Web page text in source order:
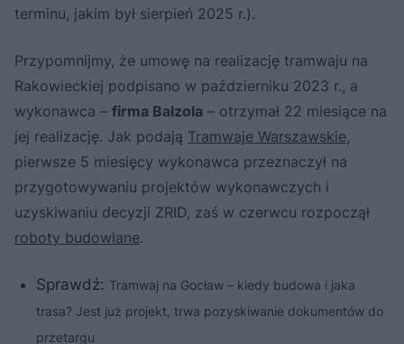
terminu, jakim był sierpień 2025 r.).
Przypomnijmy, że umowę na realizację tramwaju na
Rakowieckiej podpisano w październiku 2023 r., a
wykonawca – firma Balzola – otrzymał 22 miesiące na
jej realizację. Jak podają Tramwaje Warszawskie,
pierwsze 5 miesięcy wykonawca przeznaczył na
przygotowywaniu projektów wykonawczych i
uzyskiwaniu decyzji ZRID, zaś w czerwcu rozpoczął
roboty budowlane.
Sprawdź: Tramwaj na Gocław – kiedy budowa i jaka
trasa? Jest już projekt, trwa pozyskiwanie dokumentów do
przetargu